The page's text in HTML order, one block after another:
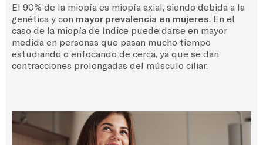
El 90% de la miopía es miopía axial, siendo debida a la
genética y con mayor prevalencia en mujeres . En el
caso de la miopía de índice puede darse en mayor
medida en personas que pasan mucho tiempo
estudiando o enfocando de cerca, ya que se dan
contracciones prolongadas del músculo ciliar.